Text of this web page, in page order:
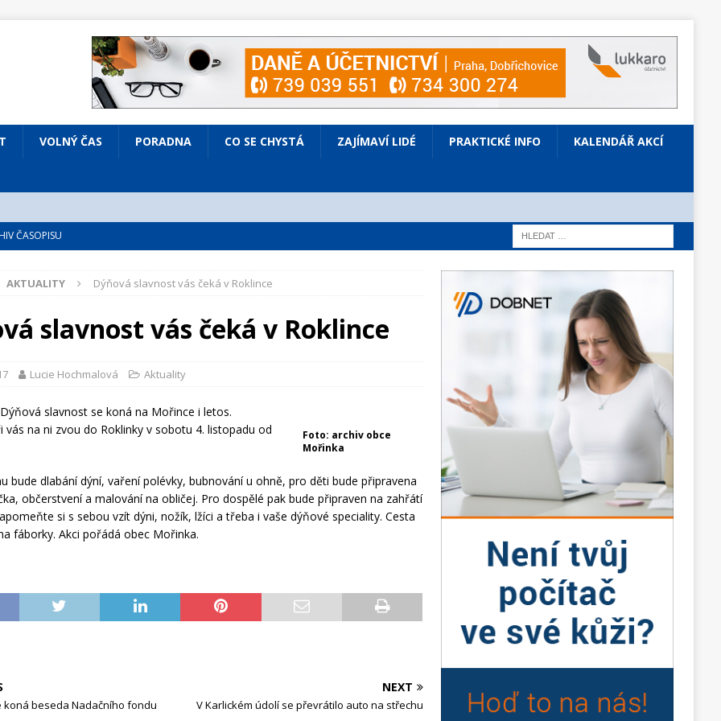
VOLNÝ ČAS PORADNA CO SE CHYSTÁ ZAJÍMAVÍ LIDÉ PRAKTICKÉ INFO KALENDÁŘ AKCÍ
ČASOPISU
VOLNÝ ČAS
Prodaná nevěsta
ve Všenorech
AKTUALITY Dýňová slavnost vás čeká v Roklince
slavnost vás čeká v Roklince
Lucie Hochmalová Aktuality
Foto: archiv obce
Mořinka
slavnost se koná na Mořince i letos.
vás na ni zvou do Roklinky v sobotu 4. listopadu od
bude dlabání dýní, vaření polévky, bubnování u ohně, pro děti bude připravena
občerstvení a malování na obličej. Pro dospělé pak bude připraven na zahřátí
si s sebou vzít dýni, nožík, lžíci a třeba i vaše dýňové speciality. Cesta
fáborky. Akci pořádá obec Mořinka.
koná beseda Nadačního fondu
NEXT
V Karlickém údolí se převrátilo auto na střechu